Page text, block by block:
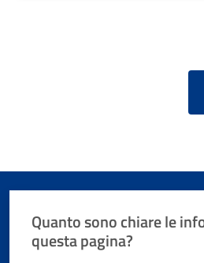
Quanto sono chiare le
questa pagina?